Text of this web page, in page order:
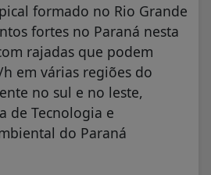
formado no Rio Grande
fortes no Paraná nesta
rajadas que podem
em várias regiões do
no sul e no leste,
de Tecnologia e
do Paraná